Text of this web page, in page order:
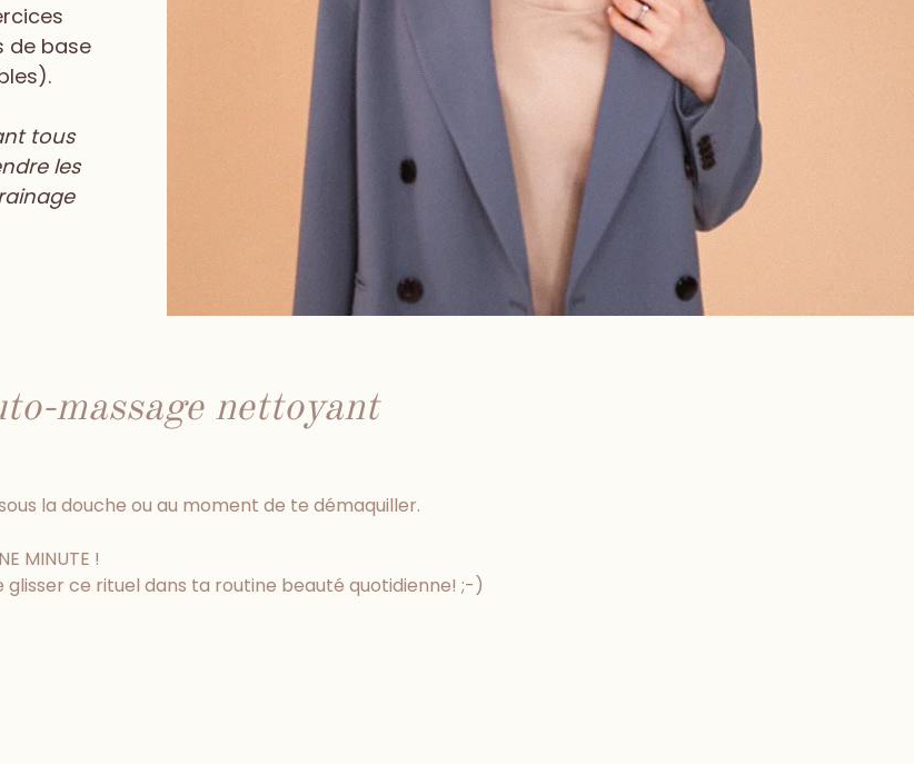
de base
tous
les
massage nettoyant
la douche ou au moment de te démaquiller.
MINUTE !
glisser ce rituel dans ta routine beauté quotidienne! ;-)